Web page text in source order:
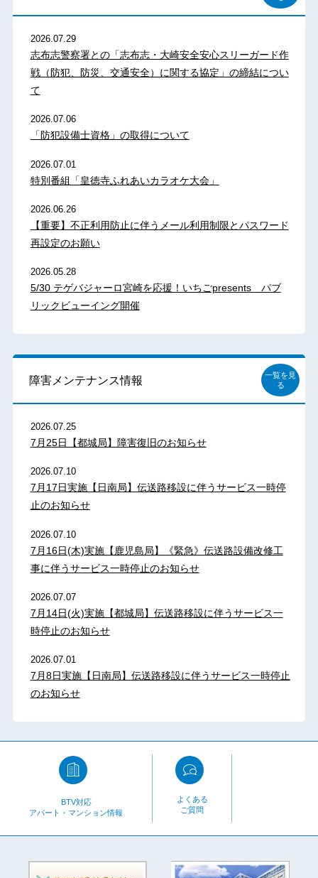
2026.07.29
志布志警察署との「志布志・大崎安全安心スリーガード作
戦（防犯、防災、交通安全）に関する協定」の締結につい
て
2026.07.06
「防犯設備士資格」の取得について
2026.07.01
特別番組「皇徳寺ふれあいカラオケ大会」
2026.06.26
【重要】不正利用防止に伴うメール利用制限とパスワード
再設定のお願い
2026.05.28
5/30 テゲバジャーロ宮崎を応援！いちごpresents パブ
リックビューイング開催
障害メンテナンス情報
一覧を見
る
2026.07.25
7月25日【都城局】障害復旧のお知らせ
2026.07.10
7月17日実施【日南局】伝送路移設に伴うサービス一時停
止のお知らせ
2026.07.10
7月16日(木)実施【鹿児島局】《緊急》伝送路設備改修工
事に伴うサービス一時停止のお知らせ
2026.07.07
7月14日(火)実施【都城局】伝送路移設に伴うサービス一
時停止のお知らせ
2026.07.01
7月8日実施【日南局】伝送路移設に伴うサービス一時停止
のお知らせ
BTV対応
アパート・マンション情報
よくある
ご質問